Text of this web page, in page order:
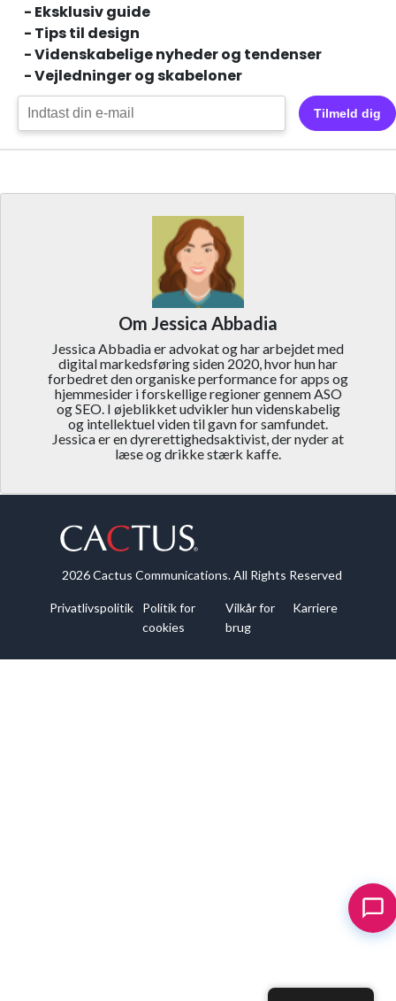
- Eksklusiv guide
- Tips til design
- Videnskabelige nyheder og tendenser
- Vejledninger og skabeloner
Tilmeld dig
Om Jessica Abbadia
Jessica Abbadia er advokat og har arbejdet med
digital markedsføring siden 2020, hvor hun har
forbedret den organiske performance for apps og
hjemmesider i forskellige regioner gennem ASO
og SEO. I øjeblikket udvikler hun videnskabelig
og intellektuel viden til gavn for samfundet.
Jessica er en dyrerettighedsaktivist, der nyder at
læse og drikke stærk kaffe.
2026 Cactus Communications. All Rights Reserved
Privatlivspolitik
Politik for
cookies
Vilkår for
brug
Karriere